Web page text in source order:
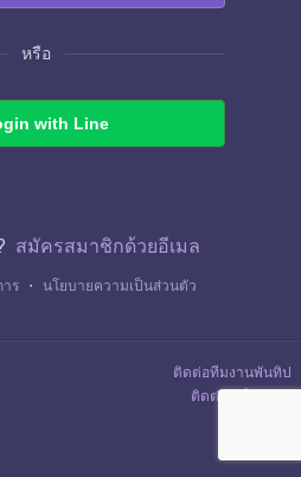
หรือ
with Line
สมัครสมาชิกด้วยอีเมล
ร ・ นโยบายความเป็นส่วนตัว
ติดต่อทีมงานพันทิป
ติดต่อลงโฆษณา